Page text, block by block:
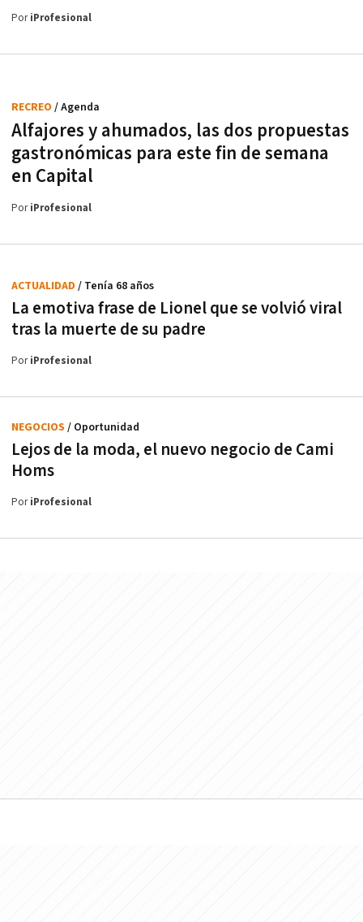
PoriProfesional
Alfajores y ahumados, las dos propuestas
gastronómicas para este fin de semana
en Capital
RECREO / Agenda
PoriProfesional
La emotiva frase de Lionel que se volvió viral
tras la muerte de su padre
ACTUALIDAD / Tenía 68 años
PoriProfesional
Lejos de la moda, el nuevo negocio de Cami
Homs
NEGOCIOS / Oportunidad
PoriProfesional